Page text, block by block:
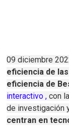
09 diciembre
eficiencia de
eficiencia de
interactivo , con
de investigación
centran en